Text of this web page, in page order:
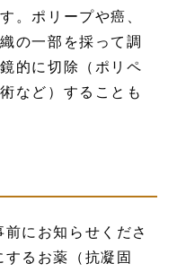
。ポリープや癌、
の一部を採って調
的に切除（ポリペ
など）することも
にお知らせくださ
るお薬（抗凝固